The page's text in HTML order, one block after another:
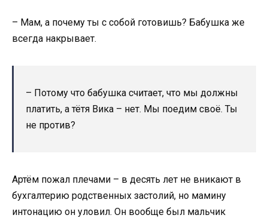
– Мам, а почему ты с собой готовишь? Бабушка же
всегда накрывает.
– Потому что бабушка считает, что мы должны
платить, а тётя Вика – нет. Мы поедим своё. Ты
не против?
Артём пожал плечами – в десять лет не вникают в
бухгалтерию родственных застолий, но мамину
интонацию он уловил. Он вообще был мальчик